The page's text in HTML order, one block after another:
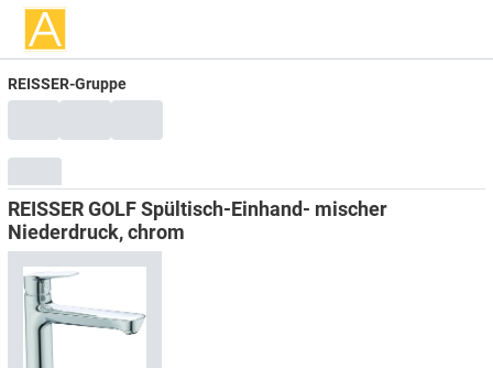
REISSER-Gruppe
REISSER GOLF Spültisch-Einhand- mischer
Niederdruck, chrom